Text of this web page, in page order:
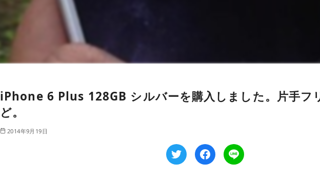
iPhone 6 Plus 128GB シルバーを購入しました。片手フ
ど。
2014年9月19日